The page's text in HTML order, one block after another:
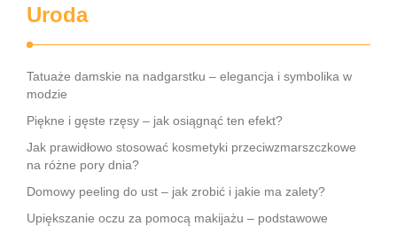
Uroda
Tatuaże damskie na nadgarstku – elegancja i symbolika w
modzie
Piękne i gęste rzęsy – jak osiągnąć ten efekt?
Jak prawidłowo stosować kosmetyki przeciwzmarszczkowe
na różne pory dnia?
Domowy peeling do ust – jak zrobić i jakie ma zalety?
Upiększanie oczu za pomocą makijażu – podstawowe